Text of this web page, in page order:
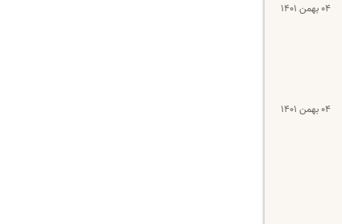
۰۴ بهمن ۱۴۰۱
۰۴ بهمن ۱۴۰۱